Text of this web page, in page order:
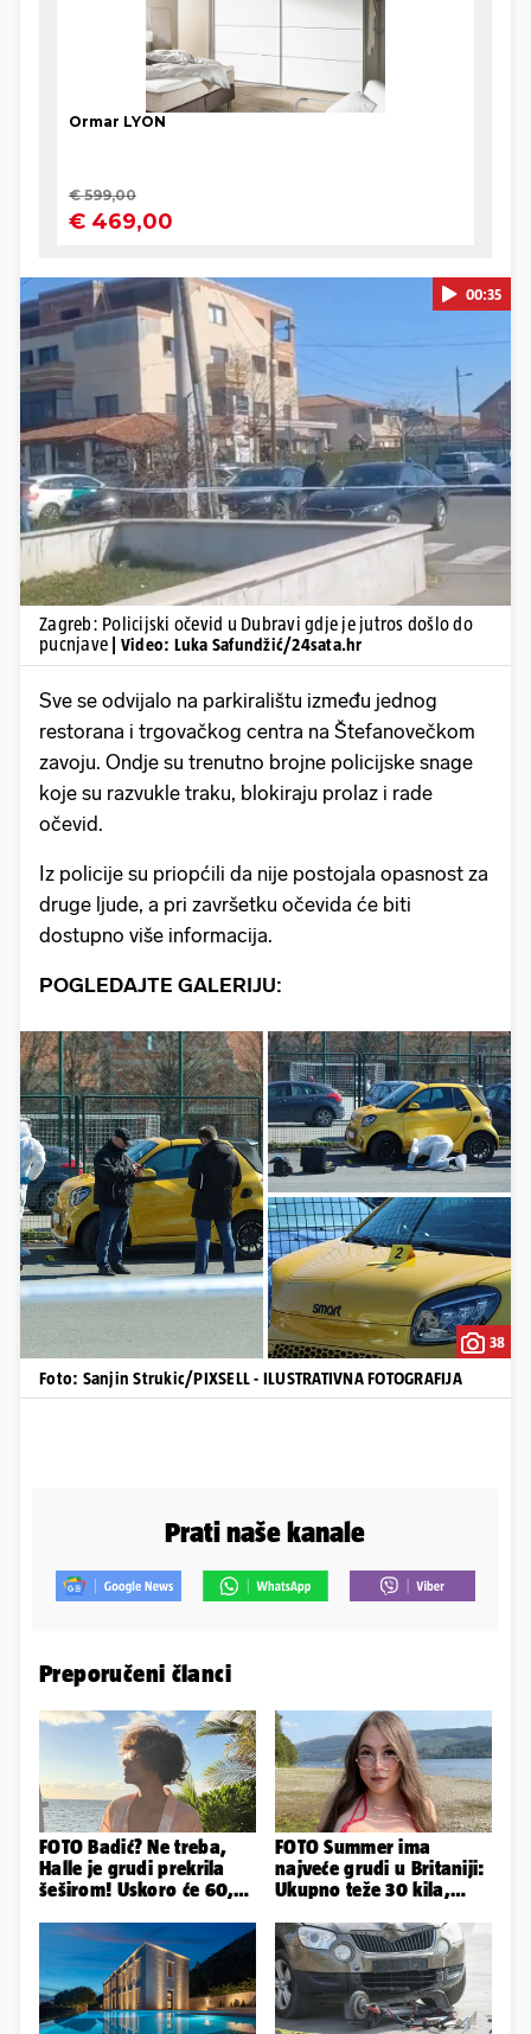
Pokretanje videa...
00:35
Zagreb: Policijski očevid u Dubravi gdje je jutros došlo do
pucnjave
| Video: Luka Safundžić/24sata.hr
Sve se odvijalo na parkiralištu između jednog
restorana i trgovačkog centra na Štefanovečkom
zavoju. Ondje su trenutno brojne policijske snage
koje su razvukle traku, blokiraju prolaz i rade
očevid.
Iz policije su priopćili da nije postojala opasnost za
druge ljude, a pri završetku očevida će biti
dostupno više informacija.
POGLEDAJTE GALERIJU:
38
Foto: Sanjin Strukic/PIXSELL - ILUSTRATIVNA FOTOGRAFIJA
Prati naše kanale
Preporučeni članci
FOTO Badić? Ne treba,
Halle je grudi prekrila
šeširom! Uskoro će 60,
FOTO Summer ima
najveće grudi u Britaniji:
Ukupno teže 30 kila,
smanjivanju...